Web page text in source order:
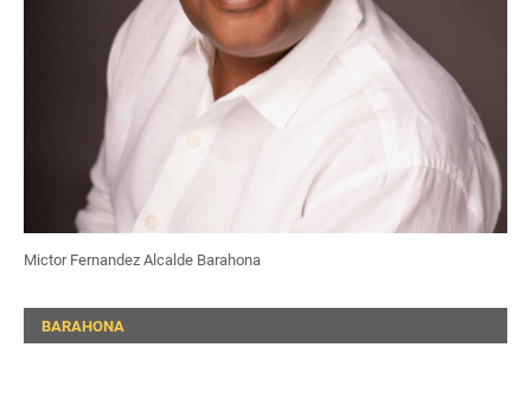
Mictor Fernandez Alcalde Barahona
BARAHONA